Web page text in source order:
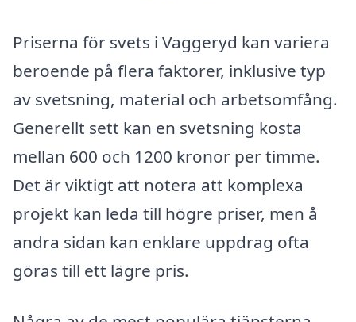
Priserna för svets i Vaggeryd kan variera
beroende på flera faktorer, inklusive typ
av svetsning, material och arbetsomfång.
Generellt sett kan en svetsning kosta
mellan 600 och 1200 kronor per timme.
Det är viktigt att notera att komplexa
projekt kan leda till högre priser, men å
andra sidan kan enklare uppdrag ofta
göras till ett lägre pris.